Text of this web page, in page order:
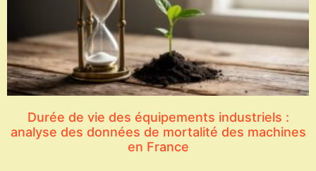
Durée de vie des équipements industriels :
analyse des données de mortalité des machines
en France